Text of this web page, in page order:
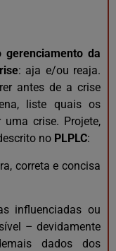
da
: aja e/ou reaja.
antes de a crise
liste quais os
uma crise. Projete,
no PLPLC:
correta e concisa
influenciadas ou
– devidamente
dados dos